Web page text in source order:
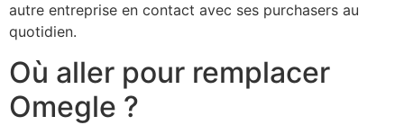
autre entreprise en contact avec ses purchasers au
quotidien.
Où aller pour remplacer
Omegle ?